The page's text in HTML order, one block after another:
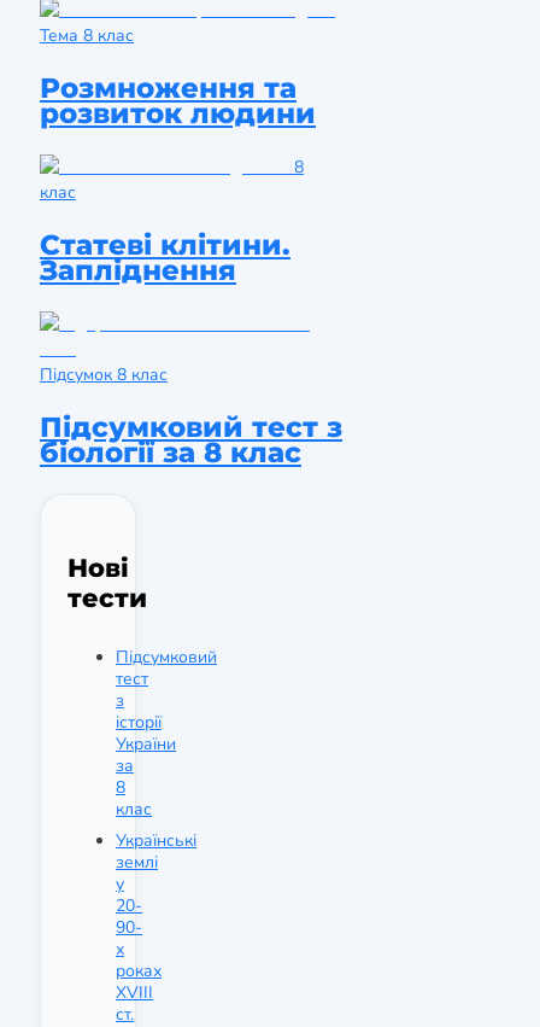
Тема 8 клас
Розмноження та
розвиток людини
8
клас
Статеві клітини.
Запліднення
Підсумок 8 клас
Підсумковий тест з
біології за 8 клас
Нові
тести
Підсумковий
тест
з
історії
України
за
8
клас
Українські
землі
у
20-
90-
х
роках
XVIII
ст.